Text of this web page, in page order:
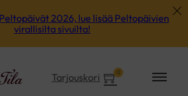
2026, lue lisää Peltopäivien
virallisilta sivuilta!
0
Tarjouskori